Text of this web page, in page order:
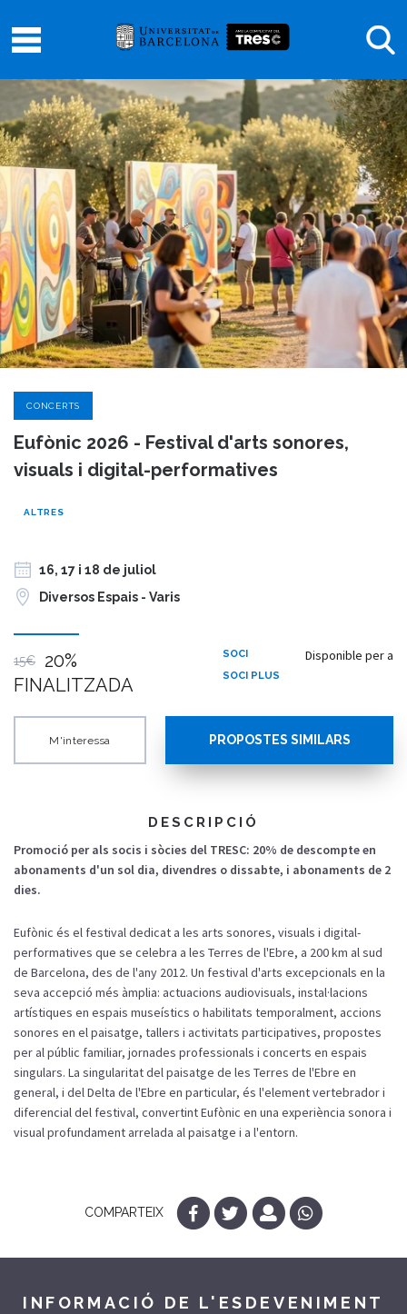
CONCERTS
Eufònic 2026 - Festival d'arts sonores,
visuals i digital-performatives
ALTRES
16, 17 i 18 de juliol
Diversos Espais - Varis
15€
20%
FINALITZADA
Disponible per a
SOCI
SOCI PLUS
M'interessa PROPOSTES SIMILARS
DESCRIPCIÓ
Promoció per als socis i sòcies del TRESC: 20% de descompte en
abonaments d'un sol dia, divendres o dissabte, i abonaments de 2
dies.
Eufònic és el festival dedicat a les arts sonores, visuals i digital-
performatives que se celebra a les Terres de l'Ebre, a 200 km al sud
de Barcelona, des de l'any 2012. Un festival d'arts excepcionals en la
seva accepció més àmplia: actuacions audiovisuals, instal·lacions
artístiques en espais museístics o habilitats temporalment, accions
sonores en el paisatge, tallers i activitats participatives, propostes
per al públic familiar, jornades professionals i concerts en espais
singulars. La singularitat del paisatge de les Terres de l'Ebre en
general, i del Delta de l'Ebre en particular, és l'element vertebrador i
diferencial del festival, convertint Eufònic en una experiència sonora i
visual profundament arrelada al paisatge i a l'entorn.
COMPARTEIX
INFORMACIÓ DE L'ESDEVENIMENT